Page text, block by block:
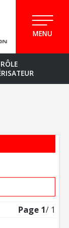
MENU
Page 1/ 1